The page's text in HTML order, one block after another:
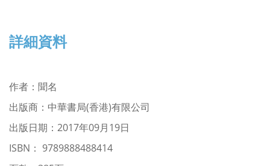
詳細資料
作者 ： 聞名
出版商：中華書局(香港)有限公司
出版日期：2017年09月19日
ISBN： 9789888488414